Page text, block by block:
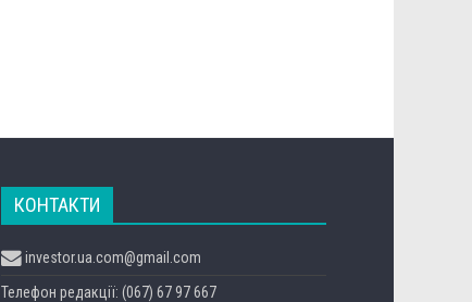
КОНТАКТИ
investor.ua.com@gmail.com
Телефон редакції: (067) 67 97 667